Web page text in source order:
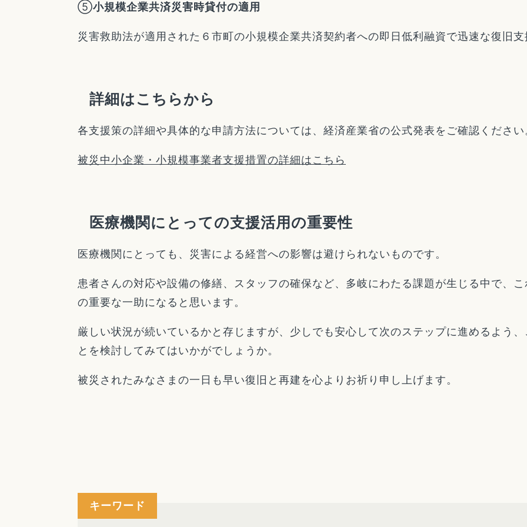
⑤小規模企業共済災害時貸付の適用
災害救助法が適用された６市町の小規模企業共済契約者への即日低利融資で迅速な復旧支
詳細はこちらから
各支援策の詳細や具体的な申請方法については、経済産業省の公式発表をご確認ください
被災中小企業・小規模事業者支援措置の詳細はこちら
医療機関にとっての支援活用の重要性
医療機関にとっても、災害による経営への影響は避けられないものです。
患者さんの対応や設備の修繕、スタッフの確保など、多岐にわたる課題が生じる中で、
の重要な一助になると思います。
厳しい状況が続いているかと存じますが、少しでも安心して次のステップに進めるよう
とを検討してみてはいかがでしょうか。
被災されたみなさまの一日も早い復旧と再建を心よりお祈り申し上げます。
キーワード